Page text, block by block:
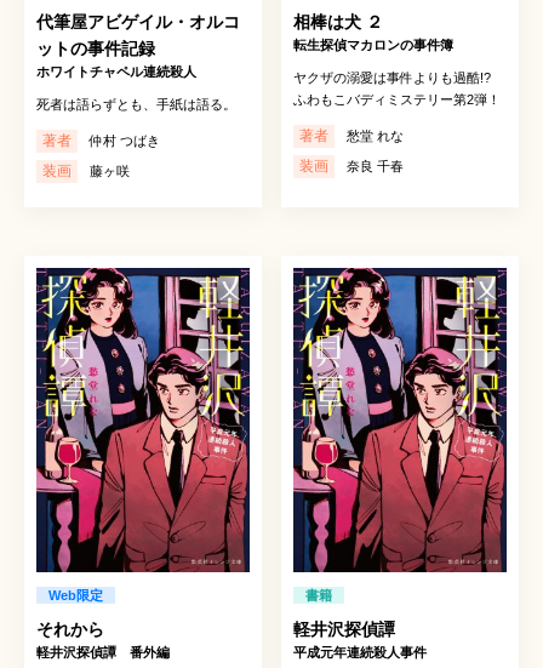
代筆屋アビゲイル・オルコ
ットの事件記録
ホワイトチャペル連続殺人
死者は語らずとも、手紙は語る。
著者 仲村 つばき
装画 藤ヶ咲
相棒は犬 ２
転生探偵マカロンの事件簿
ヤクザの溺愛は事件よりも過酷!?
ふわもこバディミステリー第2弾！
著者 愁堂 れな
装画 奈良 千春
Web限定
それから
軽井沢探偵譚 番外編
書籍
軽井沢探偵譚
平成元年連続殺人事件